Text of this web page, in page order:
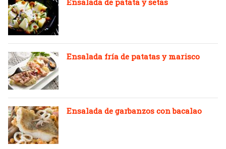
Ensalada fría de patatas y marisco
Ensalada de garbanzos con bacalao